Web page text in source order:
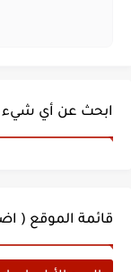
ابحث عن أي شيء
قائمة الموقع (